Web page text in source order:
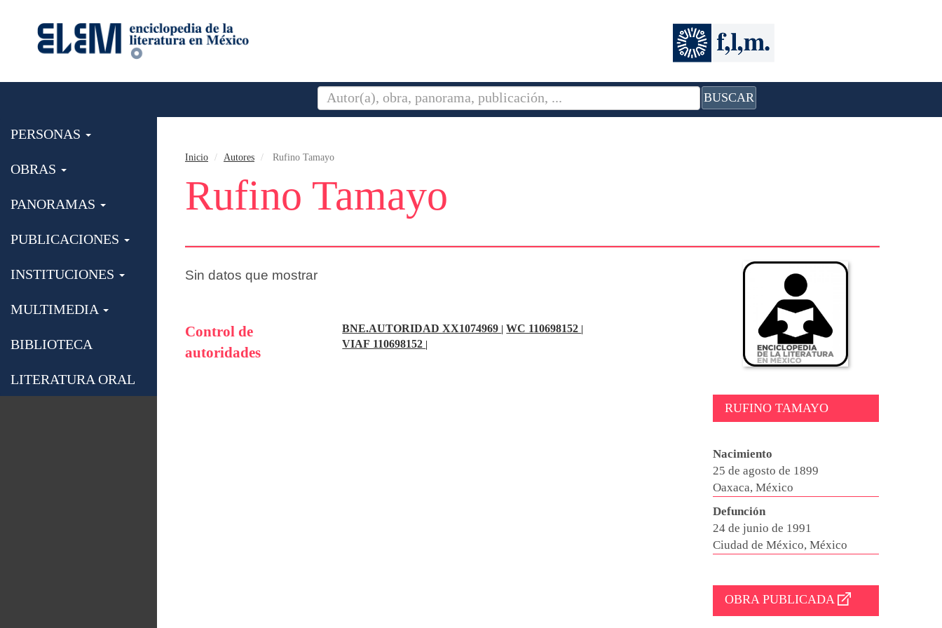
BUSCAR
PERSONAS
OBRAS
PANORAMAS
PUBLICACIONES
INSTITUCIONES
MULTIMEDIA
BIBLIOTECA
LITERATURA ORAL
Inicio Autores Rufino Tamayo
Rufino Tamayo
RUFINO TAMAYO
Nacimiento
25 de agosto de 1899
Oaxaca, México
Defunción
24 de junio de 1991
Ciudad de México, México
OBRA PUBLICADA
Sin datos que mostrar
Control de
autoridades
BNE.AUTORIDAD XX1074969 WC 110698152
VIAF 110698152